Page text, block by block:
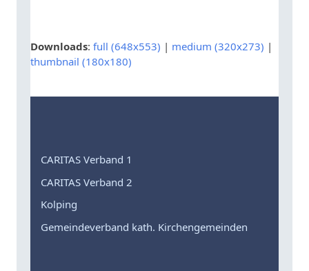
Downloads: full (648x553) | medium (320x273) |
thumbnail (180x180)
CARITAS Verband 1
CARITAS Verband 2
Kolping
Gemeindeverband kath. Kirchengemeinden